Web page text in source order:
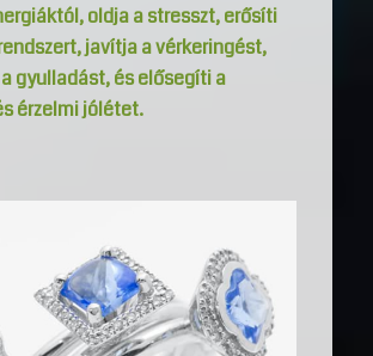
oldja a stresszt, erősíti
javítja a vérkeringést,
gyulladást, és elősegíti a
érzelmi jólétet.